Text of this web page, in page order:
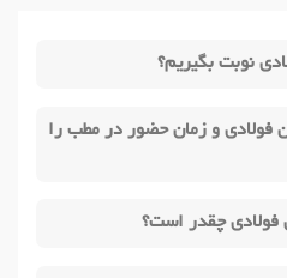
نوبت بگیریم؟
فولادی و زمان حضور در مطب را
فولادی چقدر است؟